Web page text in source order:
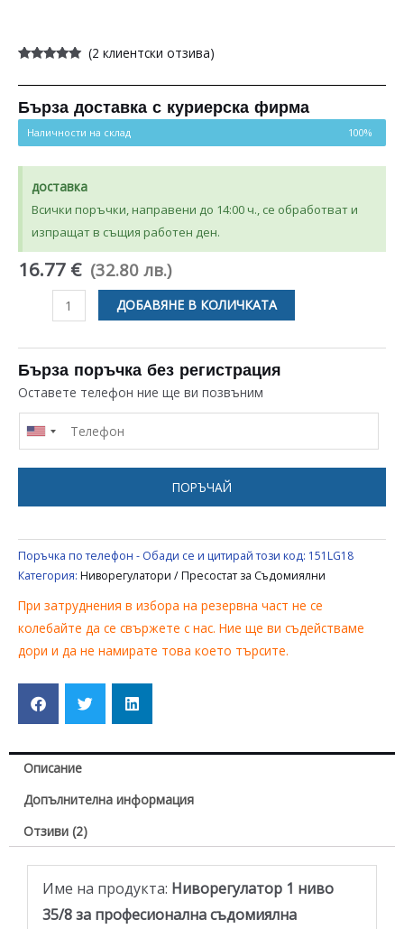
5.00от 5,
потребителски
оценки
(2 клиентски отзива)
Бърза доставка с куриерска фирма
Наличности на склад 100%
доставка
Всички поръчки, направени до 14:00 ч., се обработват и
изпращат в същия работен ден.
16.77 € (32.80 лв.)
количество
НИВОРЕГУЛАТОР
ЗА
ПРОФЕСИОНАЛНА
СЪДОМИЯЛНА
UNIVERSAL
ДОБАВЯНЕ В КОЛИЧКАТА
Бърза поръчка без регистрация
Оставете телефон ние ще ви позвъним
ПОРЪЧАЙ
Поръчка по телефон - Обади се и цитирай този код: 151LG18
Категория: Ниворегулатори / Пресостат за Съдомиялни
При затруднения в избора на резервна част не се
колебайте да се свържете с нас. Ние ще ви съдействаме
дори и да не намирате това което търсите.
Описание
Допълнителна информация
Отзиви (2)
Име на продукта: Ниворегулатор 1 ниво
35/8 за професионалнa съдомиялнa